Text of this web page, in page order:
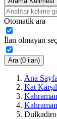
Otomatik ara
İlan olmayan
Ara (0 ilan)
Ana Sayfa
Kat